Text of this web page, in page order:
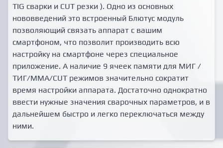
TIG сварки и СUT резки ). Одно из основных
нововведений это встроенный Блютус модуль
позволяющий связать аппарат с вашим
смартфоном, что позволит производить всю
настройку на смартфоне через специальное
приложение. А наличие 9 ячеек памяти для МИГ /
ТИГ/MMA/CUT режимов значительно сократит
время настройки аппарата. Достаточно однократно
ввести нужные значения сварочных параметров, и в
дальнейшем быстро и легко переключаться между
ними.